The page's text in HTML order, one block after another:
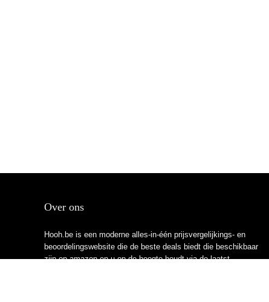
Over ons
Hooh.be is een moderne alles-in-één prijsvergelijkings- en
beoordelingswebsite die de beste deals biedt die beschikbaar
zijn op amazon en u op de hoogte houdt via de laatst